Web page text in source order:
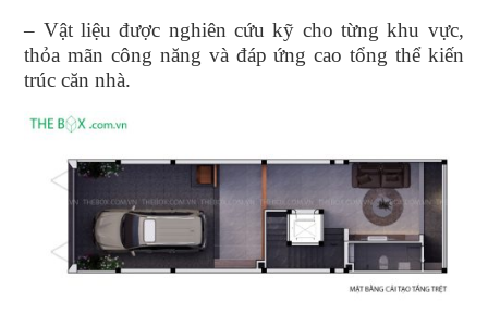
– Vật liệu được nghiên cứu kỹ cho từng khu vực,
thỏa mãn công năng và đáp ứng cao tổng thể kiến
trúc căn nhà.